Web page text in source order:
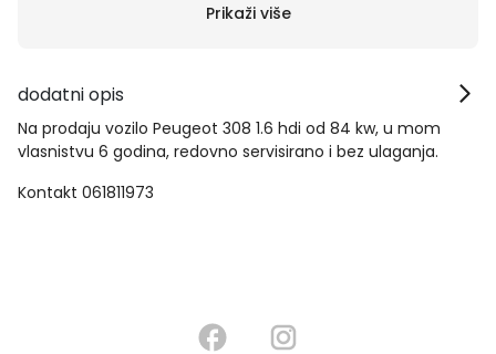
Prikaži više
dodatni opis
Na prodaju vozilo Peugeot 308 1.6 hdi od 84 kw, u mom
vlasnistvu 6 godina, redovno servisirano i bez ulaganja.
Kontakt 061811973